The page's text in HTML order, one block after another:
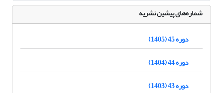
شماره‌های پیشین نشریه
دوره 45 (1405)
دوره 44 (1404)
دوره 43 (1403)